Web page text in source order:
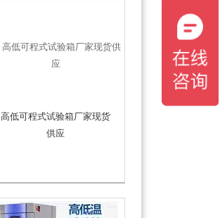
高低可程式试验箱厂家现货
供应